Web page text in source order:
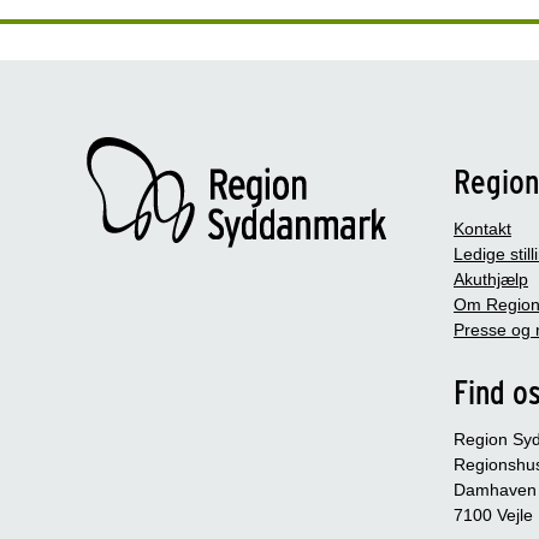
Kontakt
Ledige
Akuthjælp
Om
Presse og
Find
Region
7100 Vejle